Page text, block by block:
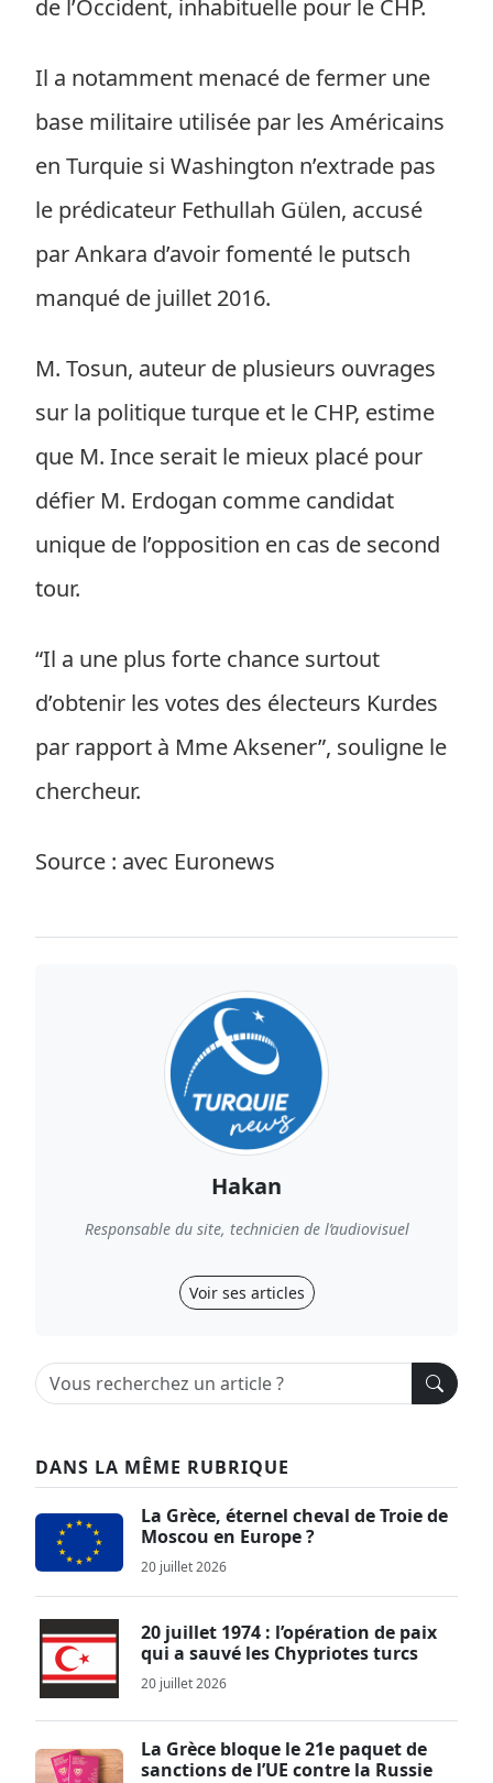
de l’Occident, inhabituelle pour le CHP.
Il a notamment menacé de fermer une
base militaire utilisée par les Américains
en Turquie si Washington n’extrade pas
le prédicateur Fethullah Gülen, accusé
par Ankara d’avoir fomenté le putsch
manqué de juillet 2016.
M. Tosun, auteur de plusieurs ouvrages
sur la politique turque et le CHP, estime
que M. Ince serait le mieux placé pour
défier M. Erdogan comme candidat
unique de l’opposition en cas de second
tour.
“Il a une plus forte chance surtout
d’obtenir les votes des électeurs Kurdes
par rapport à Mme Aksener”, souligne le
chercheur.
Source : avec Euronews
Hakan
Responsable du site, technicien de l’audiovisuel
Voir ses articles
DANS LA MÊME RUBRIQUE
La Grèce, éternel cheval de Troie de
Moscou en Europe ?
20 juillet 2026
20 juillet 1974 : l’opération de paix
qui a sauvé les Chypriotes turcs
20 juillet 2026
La Grèce bloque le 21e paquet de
sanctions de l’UE contre la Russie